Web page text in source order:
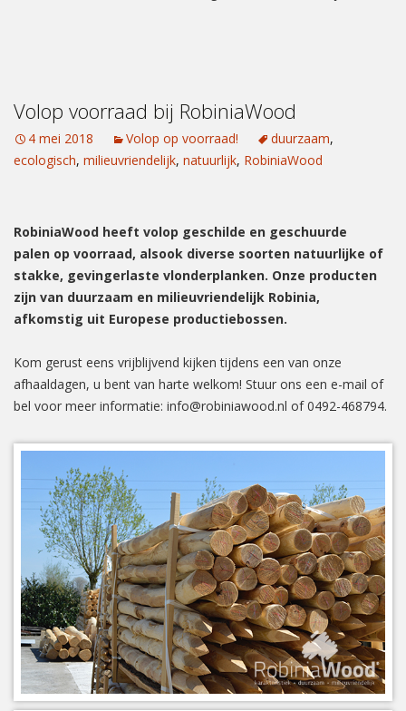
Volop voorraad bij RobiniaWood
4 mei 2018 Volop op voorraad! duurzaam,
ecologisch, milieuvriendelijk, natuurlijk, RobiniaWood
RobiniaWood heeft volop geschilde en geschuurde
palen op voorraad, alsook diverse soorten natuurlijke of
stakke, gevingerlaste vlonderplanken. Onze producten
zijn van duurzaam en milieuvriendelijk Robinia,
afkomstig uit Europese productiebossen.
Kom gerust eens vrijblijvend kijken tijdens een van onze
afhaaldagen, u bent van harte welkom! Stuur ons een e-mail of
bel voor meer informatie: info@robiniawood.nl of 0492-468794.